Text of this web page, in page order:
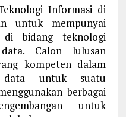
Informasi di
untuk mempunyai
bidang teknologi
Calon lulusan
kompeten dalam
data untuk suatu
berbagai
untuk